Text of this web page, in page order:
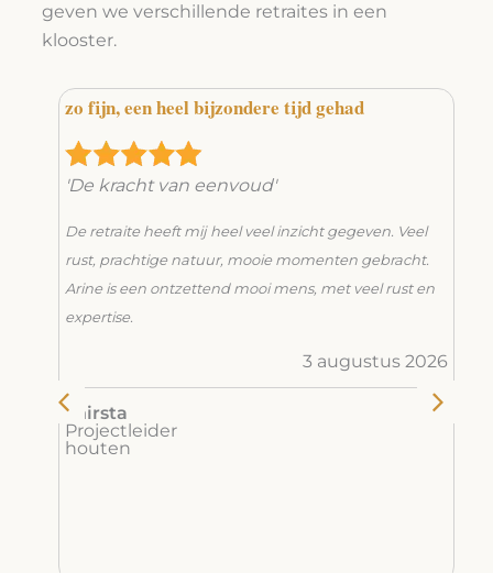
geven we verschillende retraites in een
klooster.
zo fijn, een heel bijzondere tijd gehad
'De kracht van eenvoud'
De retraite heeft mij heel veel inzicht gegeven. Veel
rust, prachtige natuur, mooie momenten gebracht.
Arine is een ontzettend mooi mens, met veel rust en
expertise.
3 augustus 2026
chirsta
Projectleider
houten